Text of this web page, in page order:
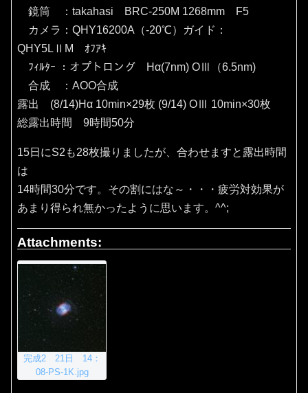
鏡筒 ：takahasi BRC-250M 1268mm F5
カメラ：QHY16200A（‐20℃）ガイド：
QHY5LⅡM ｵﾌｱｷ
ﾌｨﾙﾀｰ ：オプトロング Hα(7nm) OⅢ（6.5nm)
合成 ：AOO合成
露出 (8/14)Hα 10min×29枚 (9/14) OⅢ 10min×30枚
総露出時間 9時間50分
15日にS2も28枚撮りましたが、合わせますと露出時間
は
14時間30分です。その割にはな～・・・疲労対効果が
あまり得られ無かったように思います。^^;
Attachments:
完成2 21日 14：
08-PS-1K.jpg